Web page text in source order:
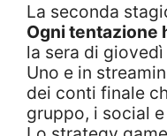
La seconda
Ogni tentazione
la sera di
Uno e in
dei conti finale
gruppo, i social